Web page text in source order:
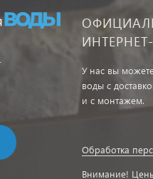
У нас вы
воды с
и с монтажем.
Обработка
Внимание!